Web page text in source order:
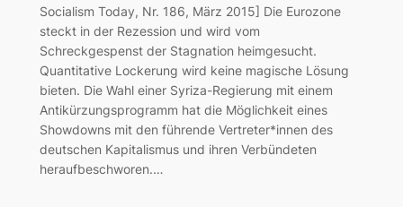
Socialism Today, Nr. 186, März 2015] Die Eurozone
steckt in der Rezession und wird vom
Schreckgespenst der Stagnation heimgesucht.
Quantitative Lockerung wird keine magische Lösung
bieten. Die Wahl einer Syriza-Regierung mit einem
Antikürzungsprogramm hat die Möglichkeit eines
Showdowns mit den führende Vertreter*innen des
deutschen Kapitalismus und ihren Verbündeten
heraufbeschworen.…